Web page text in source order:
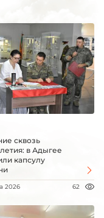
сквозь
в Адыгее
капсулу
2026 62